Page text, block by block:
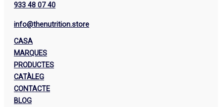
933 48 07 40
info@thenutrition.store
CASA
MARQUES
PRODUCTES
CATÀLEG
CONTACTE
BLOG